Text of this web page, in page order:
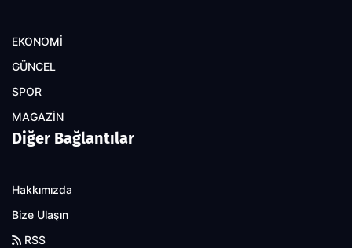
EKONOMİ
GÜNCEL
SPOR
MAGAZİN
Diğer Bağlantılar
Hakkımızda
Bize Ulaşın
RSS